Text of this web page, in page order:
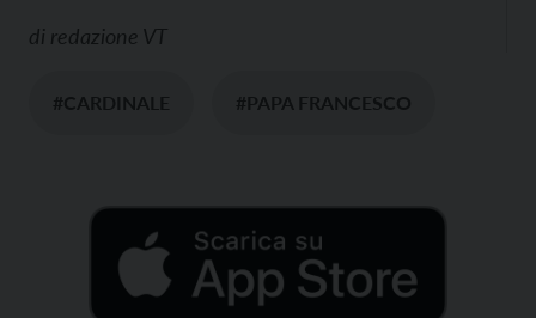
di redazione VT
#CARDINALE #PAPA FRANCESCO